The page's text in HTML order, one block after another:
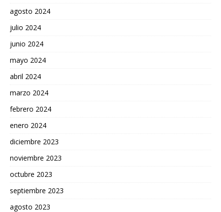
agosto 2024
julio 2024
junio 2024
mayo 2024
abril 2024
marzo 2024
febrero 2024
enero 2024
diciembre 2023
noviembre 2023
octubre 2023
septiembre 2023
agosto 2023